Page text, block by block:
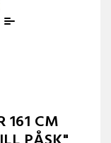
161 CM